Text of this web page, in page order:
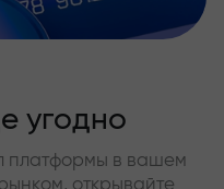
угодно
платформы в вашем
открывайте